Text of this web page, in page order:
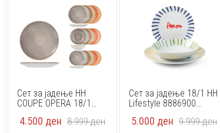
Сет за јадење HH
COUPE OPERA 18/1
4.500 ден 8.999ден
Сет за јадење 18/1 HH
Lifestyle 8886900
5.000 ден 9.999ден